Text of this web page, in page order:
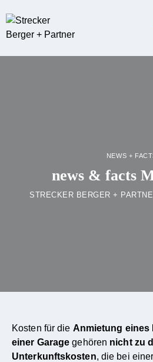
NEWS +
news & facts
STRECKER BERGER +
Kosten für die Anmietung eines
einer Garage gehören nicht zu
Unterkunftskosten, die bei